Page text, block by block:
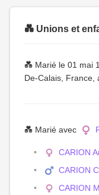
💑 Unions et
💑 Marié le 01 mai
De-Calais, France,
💑 Marié avec
CARION
CARION
CARION